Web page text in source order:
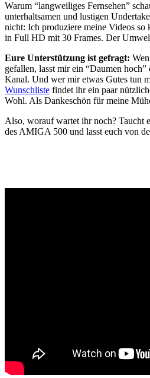
Warum “langweiliges Fernsehen”
unterhaltsamen und lustigen
nicht: Ich produziere meine Videos
in Full HD mit 30 Frames. Der
Eure Unterstützung ist gefragt:
gefallen, lasst mir ein “Daumen
Kanal. Und wer mir etwas Gutes tun
Wunschliste findet ihr ein paar
Wohl. Als Dankeschön für meine
Also, worauf wartet ihr noch? Taucht
des AMIGA 500 und lasst euch von